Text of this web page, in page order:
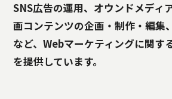
SNS広告の運用、オウンドメディ
画コンテンツの企画・制作・編集
など、Webマーケティングに関す
を提供しています。